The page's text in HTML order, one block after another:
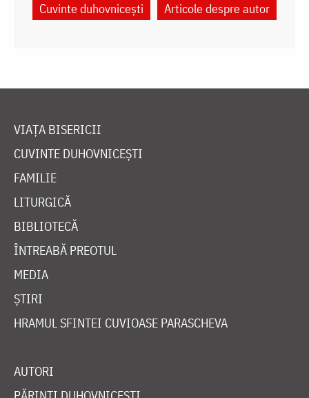
Cuvinte duhovnicești
Articole despre autor
VIAȚA BISERICII
CUVINTE DUHOVNICEȘTI
FAMILIE
LITURGICĂ
BIBLIOTECĂ
ÎNTREABĂ PREOTUL
MEDIA
ȘTIRI
HRAMUL SFINTEI CUVIOASE PARASCHEVA
AUTORI